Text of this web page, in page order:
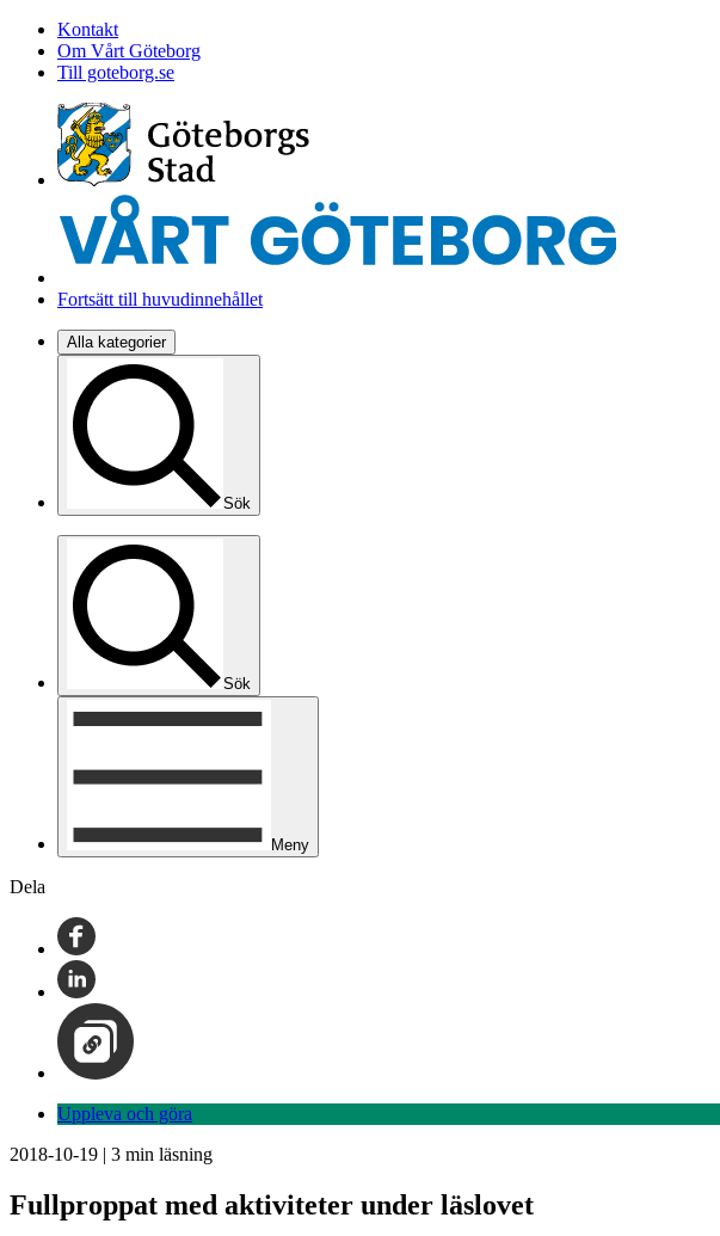
Kontakt
Om Vårt Göteborg
Till goteborg.se
Fortsätt till huvudinnehållet
Alla kategorier
Sök
Sök
Meny
Dela
Uppleva och göra
2018-10-19 | 3 min läsning
Fullproppat med aktiviteter under läslovet